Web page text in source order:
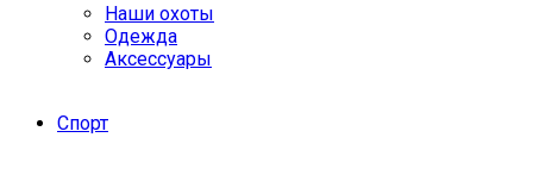
Наши охоты
Одежда
Аксессуары
Спорт